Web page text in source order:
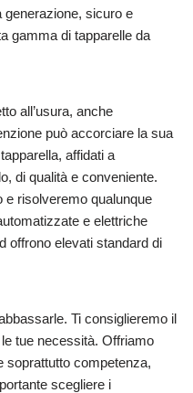
generazione, sicuro e
gamma di tapparelle da
all’usura, anche
può accorciare la sua
affidati a
di qualità e conveniente.
e risolveremo qualunque
e elettriche
offrono elevati standard di
Ti consiglieremo il
tue necessità. Offriamo
soprattutto competenza,
scegliere i